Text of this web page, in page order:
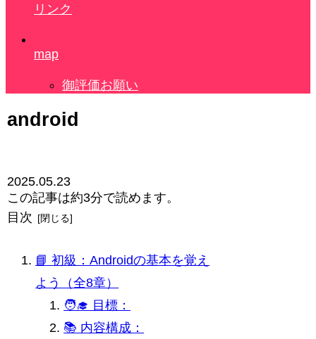
リンク
map
御評価お願い
android
2025.05.23
この記事は約3分で読めます。
目次
📘 初級：Androidの基本を覚え
よう（全8章）
🧑‍🎓 目標：
📚 内容構成：